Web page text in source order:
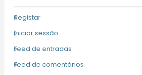
Registar
Iniciar sessão
Feed de entradas
Feed de comentários